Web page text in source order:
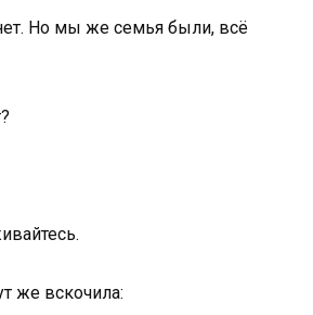
Но мы же семья были, всё
же вскочила: